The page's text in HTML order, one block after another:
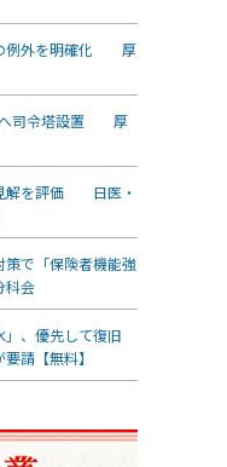
例外を明確化 厚
へ司令塔設置 厚
解を評価 日医・
で「保険者機能強
会
、優先して復旧
請【無料】